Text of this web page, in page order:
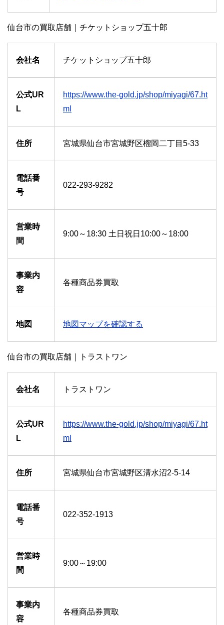
仙台市の買取店舗｜チケットショップ五十郎
会社名 チケットショップ五十郎
公式UR
L
https://www.the-gold.jp/shop/miyagi/67.ht
ml
住所 宮城県仙台市宮城野区榴岡二丁目5-33
電話番
号
022-293-9282
営業時
間
9:00～18:30 土日祝日10:00～18:00
事業内
容
各種商品券買取
地図 地図マップを確認する
仙台市の買取店舗｜トラストワン
会社名 トラストワン
公式UR
L
https://www.the-gold.jp/shop/miyagi/67.ht
ml
住所 宮城県仙台市宮城野区清水沼2-5-14
電話番
号
022-352-1913
営業時
間
9:00～19:00
事業内
容
各種商品券買取